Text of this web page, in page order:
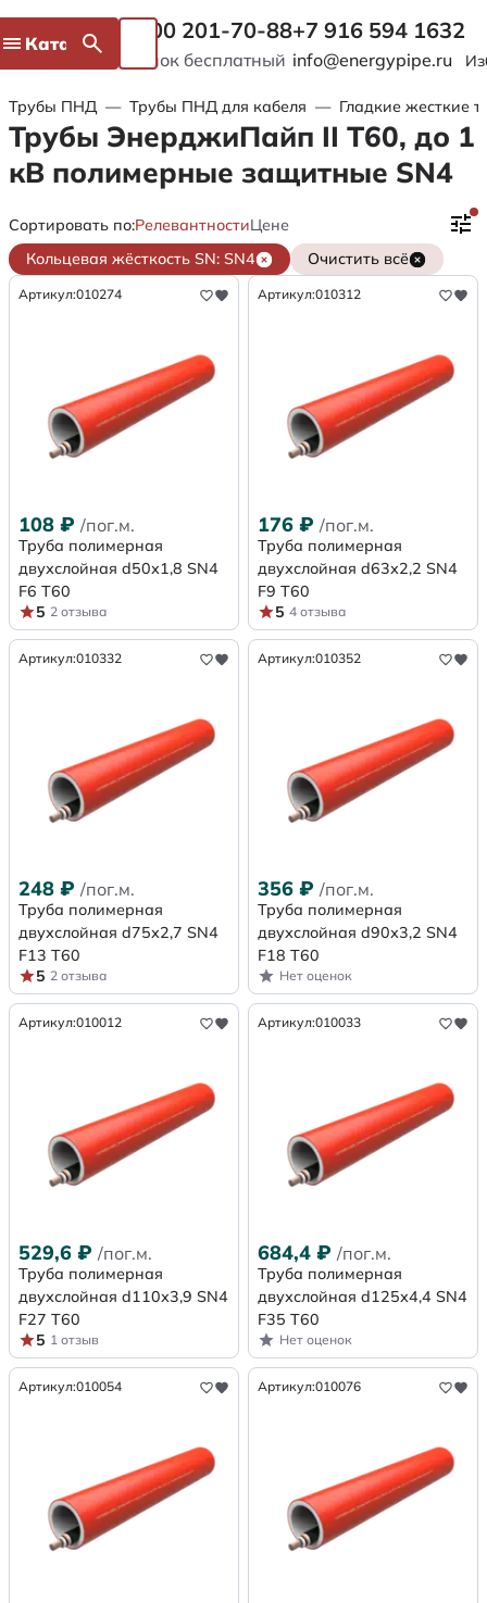
Каталог 8 800 201-70-88
Звонок бесплатный
+7 916 594 1632
info@energypipe.ru
Трубы ПНД — Трубы ПНД для кабеля — Гладкие жесткие
Трубы ЭнерджиПайп II Т60, до 1
кВ полимерные защитные SN4
Сортировать по:РелевантностиЦене
Кольцевая жёсткость SN: SN4
Очистить всё
Артикул:010274
108 ₽ /пог.м.
Труба полимерная
двухслойная d50х1,8 SN4
F6 Т60
5 2 отзыва
Артикул:010312
176 ₽ /пог.м.
Труба полимерная
двухслойная d63х2,2 SN4
F9 Т60
5 4 отзыва
Артикул:010332
248 ₽ /пог.м.
Труба полимерная
двухслойная d75х2,7 SN4
F13 Т60
5 2 отзыва
Артикул:010352
356 ₽ /пог.м.
Труба полимерная
двухслойная d90х3,2 SN4
F18 Т60
Нет оценок
Артикул:010012
529,6 ₽ /пог.м.
Труба полимерная
двухслойная d110х3,9 SN4
F27 Т60
5 1 отзыв
Артикул:010033
684,4 ₽ /пог.м.
Труба полимерная
двухслойная d125х4,4 SN4
F35 Т60
Нет оценок
Артикул:010054 Артикул:010076